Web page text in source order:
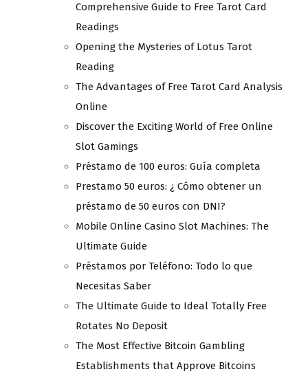
Comprehensive Guide to Free Tarot Card
Readings
Opening the Mysteries of Lotus Tarot
Reading
The Advantages of Free Tarot Card Analysis
Online
Discover the Exciting World of Free Online
Slot Gamings
Préstamo de 100 euros: Guía completa
Prestamo 50 euros: ¿ Cómo obtener un
préstamo de 50 euros con DNI?
Mobile Online Casino Slot Machines: The
Ultimate Guide
Préstamos por Teléfono: Todo lo que
Necesitas Saber
The Ultimate Guide to Ideal Totally Free
Rotates No Deposit
The Most Effective Bitcoin Gambling
Establishments that Approve Bitcoins